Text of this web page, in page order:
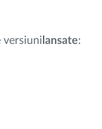
versiuni lansate: